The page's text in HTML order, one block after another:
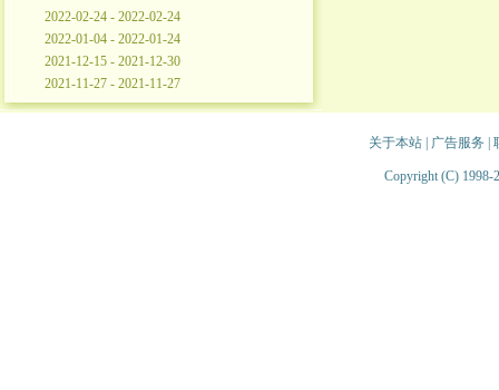
2022-02-24 - 2022-02-24
2022-01-04 - 2022-01-24
2021-12-15 - 2021-12-30
2021-11-27 - 2021-11-27
关于本站| 广告服务
Copyright (C) 1998-